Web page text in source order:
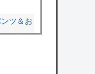
ツ＆お
質感の
』キタ